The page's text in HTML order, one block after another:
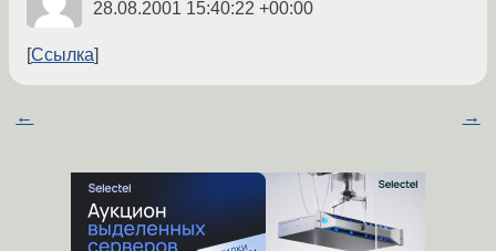
28.08.2001 15:40:22 +00:00
Ссылка
← →